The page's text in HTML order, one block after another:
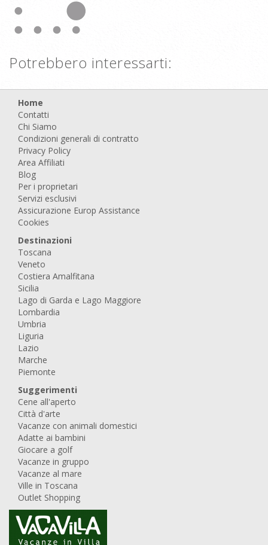
Potrebbero interessarti:
Home
Contatti
Chi Siamo
Condizioni generali di contratto
Privacy Policy
Area Affiliati
Blog
Per i proprietari
Servizi esclusivi
Assicurazione Europ Assistance
Cookies
Destinazioni
Toscana
Veneto
Costiera Amalfitana
Sicilia
Lago di Garda e Lago Maggiore
Lombardia
Umbria
Liguria
Lazio
Marche
Piemonte
Suggerimenti
Cene all'aperto
Città d'arte
Vacanze con animali domestici
Adatte ai bambini
Giocare a golf
Vacanze in gruppo
Vacanze al mare
Ville in Toscana
Outlet Shopping